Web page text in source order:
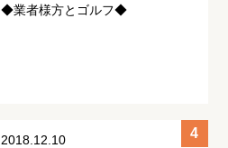
◆業者様方とゴルフ◆
2018.12.10